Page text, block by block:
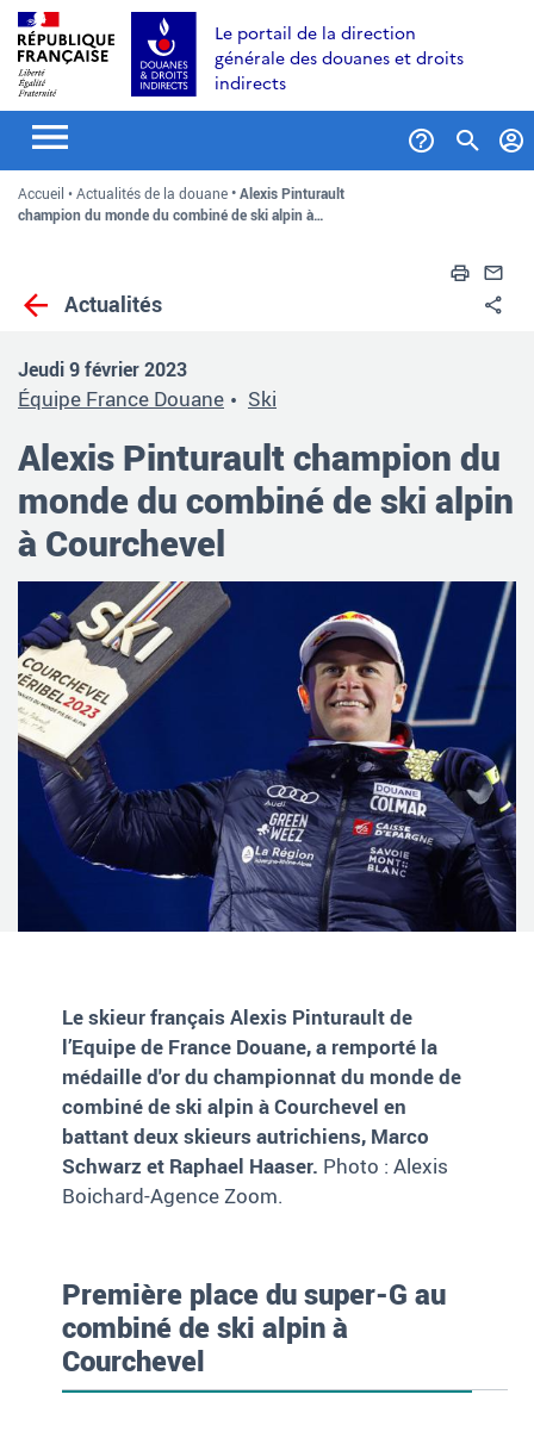
Aller
au
contenu
Aller
recherche
Aller
au
menu
Le portail de la direction
générale des douanes et droits
indirects
Accueil Actualités de la douane
Alexis Pinturault
champion du monde du combiné de ski alpin à…
Actualités
Jeudi 9 février 2023
Équipe France Douane Ski
Alexis Pinturault champion du
monde du combiné de ski alpin
à Courchevel
Le skieur français Alexis Pinturault de
l’Equipe de France Douane, a remporté la
médaille d'or du championnat du monde de
combiné de ski alpin à Courchevel en
battant deux skieurs autrichiens, Marco
Schwarz et Raphael Haaser. Photo : Alexis
Boichard-Agence Zoom.
Première place du super-G au
combiné de ski alpin à
Courchevel